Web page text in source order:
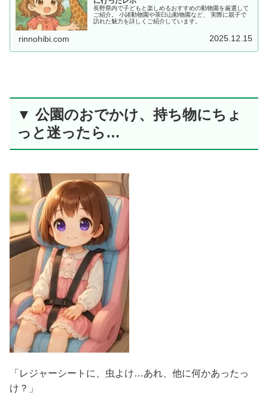
長野県内で子どもと楽しめるおすすめの動物園を厳選して
ご紹介。 小諸動物園や茶臼山動物園など、 実際に親子で
訪れた魅力を詳しくご紹介しています。
rinnohibi.com 2025.12.15
▼ 公園のおでかけ、持ち物にちょ
っと迷ったら…
「レジャーシートに、虫よけ…あれ、他に何かあったっ
け？」